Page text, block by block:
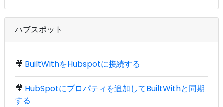
ハブスポット
🎥 BuiltWithをHubspotに接続する
🎥 HubSpotにプロパティを追加してBuiltWithと同期
する